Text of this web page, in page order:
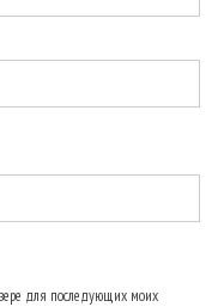
для последующих моих